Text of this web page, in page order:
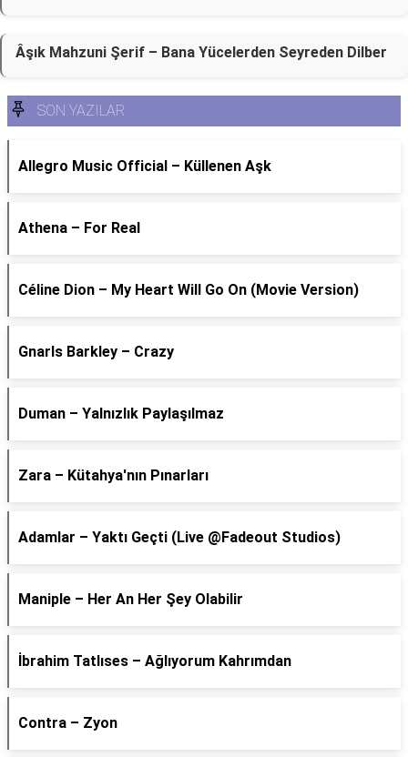
Âşık Mahzuni Şerif – Bana Yücelerden Seyreden Dilber
SON YAZILAR
Allegro Music Official – Küllenen Aşk
Athena – For Real
Céline Dion – My Heart Will Go On (Movie Version)
Gnarls Barkley – Crazy
Duman – Yalnızlık Paylaşılmaz
Zara – Kütahya'nın Pınarları
Adamlar – Yaktı Geçti (Live @Fadeout Studios)
Maniple – Her An Her Şey Olabilir
İbrahim Tatlıses – Ağlıyorum Kahrımdan
Contra – Zyon